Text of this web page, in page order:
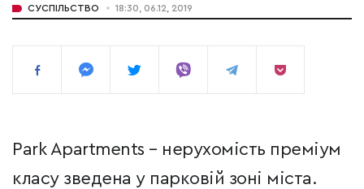
СУСПІЛЬСТВО 18:30, 06.12, 2019
Park Apartments – нерухомість преміум
класу зведена у парковій зоні міста.